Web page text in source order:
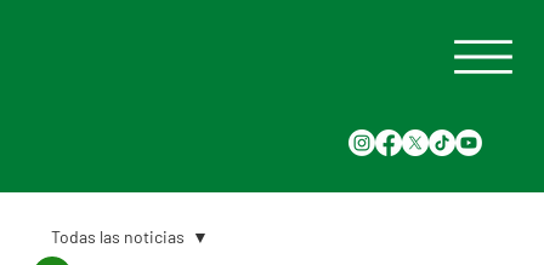
Todas las noticias